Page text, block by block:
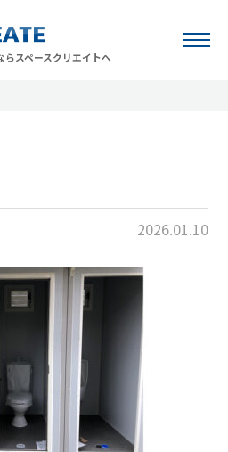
スペースクリエイトへ
2026.01.10